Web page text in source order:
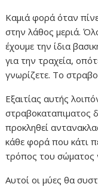
Καμιά φορά όταν
στην λάθος μεριά.
έχουμε την ίδια
για την τραχεία,
γνωρίζετε. Το
Εξαιτίας αυτής
στραβοκαταπιματος
προκληθεί
κάθε φορά που κάτι
τρόπος του σώματος
Αυτοί οι μύες θα